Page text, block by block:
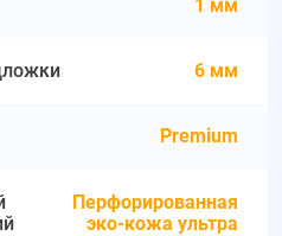
1 мм
6 мм
Premium
Перфорированная
эко-кожа ультра